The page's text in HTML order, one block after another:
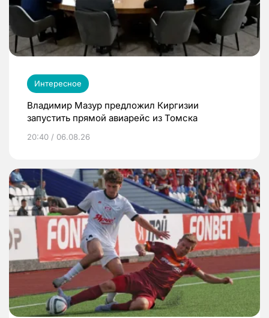
Интересное
Владимир Мазур предложил Киргизии
запустить прямой авиарейс из Томска
20:40 / 06.08.26